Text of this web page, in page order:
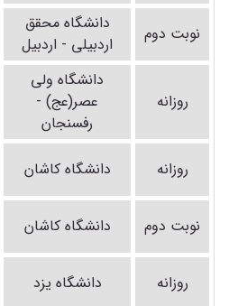
نوبت دوم
دانشگاه محقق
اردبیلی - اردبیل
روزانه
دانشگاه ولی
عصر(عج) -
رفسنجان
روزانه دانشگاه کاشان
نوبت دوم دانشگاه کاشان
روزانه دانشگاه یزد